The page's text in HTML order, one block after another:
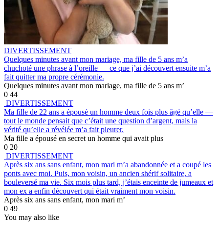
DIVERTISSEMENT
Quelques minutes avant mon mariage, ma fille de 5 ans m’a
chuchoté une phrase à l’oreille — ce que j’ai découvert ensuite m’a
fait quitter ma propre cérémonie.
Quelques minutes avant mon mariage, ma fille de 5 ans m’
0 44
DIVERTISSEMENT
Ma fille de 22 ans a épousé un homme deux fois plus âgé qu’elle —
tout le monde pensait que c’était une question d’argent, mais la
vérité qu’elle a révélée m’a fait pleurer.
Ma fille a épousé en secret un homme qui avait plus
0 20
DIVERTISSEMENT
Après six ans sans enfant, mon mari m’a abandonnée et a coupé les
ponts avec moi. Puis, mon voisin, un ancien shérif solitaire, a
bouleversé ma vie. Six mois plus tard, j’étais enceinte de jumeaux et
mon ex a enfin découvert qui était vraiment mon voisin.
Après six ans sans enfant, mon mari m’
0 49
You may also like